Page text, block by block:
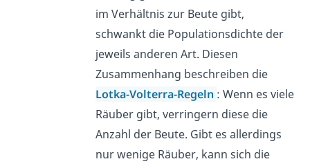
im Verhältnis zur Beute gibt,
schwankt die Populationsdichte der
jeweils anderen Art. Diesen
Zusammenhang beschreiben die
Lotka-Volterra-Regeln : Wenn es viele
Räuber gibt, verringern diese die
Anzahl der Beute. Gibt es allerdings
nur wenige Räuber, kann sich die